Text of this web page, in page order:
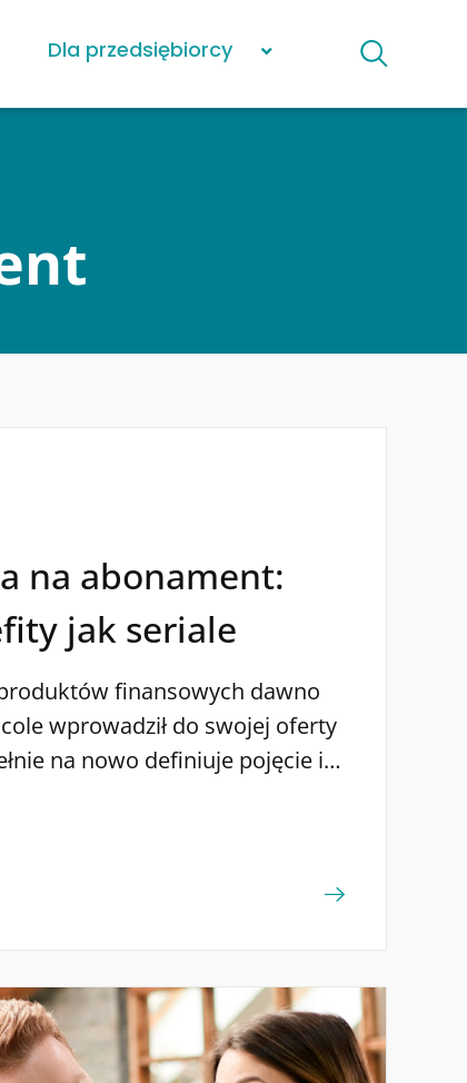
Dla przedsiębiorcy
na abonament:
jak seriale
finansowych dawno
wprowadził do swojej oferty
na nowo definiuje pojęcie i
korzystać z mnóstwa benefitów.